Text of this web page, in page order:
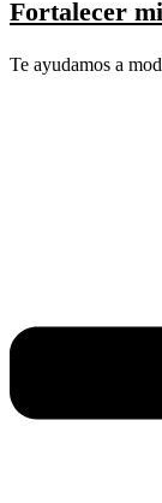
Fortalecer
Te ayudamos a